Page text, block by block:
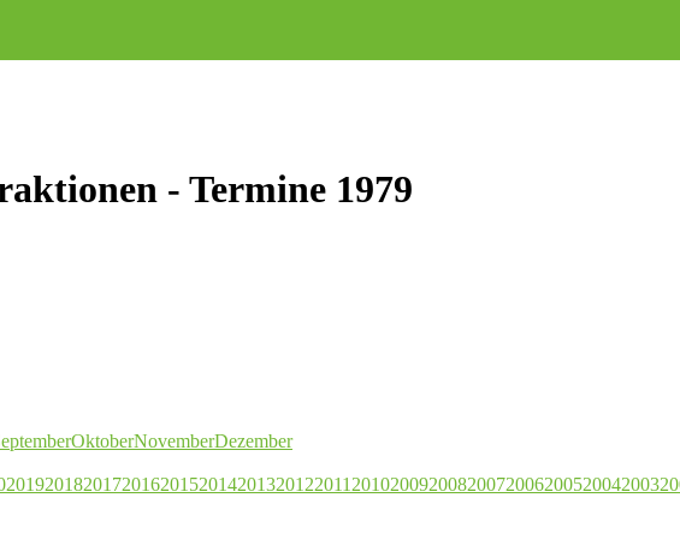
- Termine 1979
OktoberNovemberDezember
201920182017201620152014201320122011 20102009200820072006200520042003